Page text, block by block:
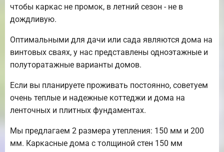
чтобы каркас не промок, в летний сезон - не в
дождливую.
Оптимальными для дачи или сада являются дома на
винтовых сваях, у нас представлены одноэтажные и
полуторатажные варианты домов.
Если вы планируете проживать постоянно, советуем
очень теплые и надежные коттеджи и дома на
ленточных и плитных фундаментах.
Мы предлагаем 2 размера утепления: 150 мм и 200
мм. Каркасные дома с толщиной стен 150 мм